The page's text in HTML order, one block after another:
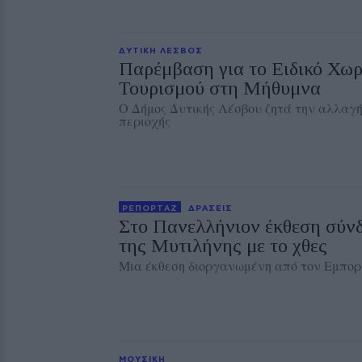
ΔΥΤΙΚΗ ΛΕΣΒΟΣ
Παρέμβαση για το Ειδικό
Τουρισμού στη Μήθυμνα
Ο Δήμος Δυτικής Λέσβου ζητά την
περιοχής
ΡΕΠΟΡΤΑΖ ΔΡΑΣΕΙΣ
Στο Πανελλήνιον έκθεση
της Μυτιλήνης με το χθες
Μια έκθεση διοργανωμένη από τον
ΜΟΥΣΙΚΗ